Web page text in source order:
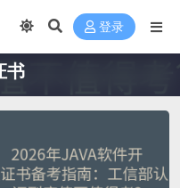
登录
书